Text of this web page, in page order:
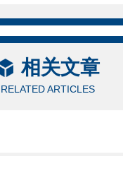
相关文章
RELATED ARTICLES